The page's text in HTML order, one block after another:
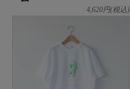
4,620円(税込)